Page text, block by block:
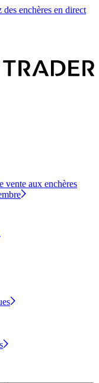
des enchères en direct
vente aux enchères